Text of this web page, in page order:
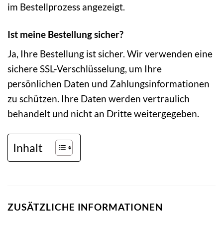
im Bestellprozess angezeigt.
Ist meine Bestellung sicher?
Ja, Ihre Bestellung ist sicher. Wir verwenden eine
sichere SSL-Verschlüsselung, um Ihre
persönlichen Daten und Zahlungsinformationen
zu schützen. Ihre Daten werden vertraulich
behandelt und nicht an Dritte weitergegeben.
Inhalt
ZUSÄTZLICHE INFORMATIONEN